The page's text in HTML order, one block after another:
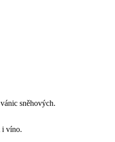
sněhových.
i víno.